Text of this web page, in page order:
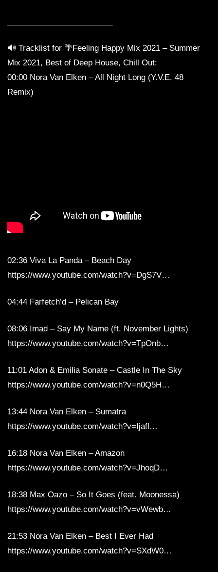
🔊 Tracklist for 🌴Feeling Happy Mix 2021 – Summer
Mix 2021, Best of Deep House, Chill Out:
00:00 Nora Van Elken – All Night Long (Y.V.E. 48
Remix)
02:36 Viva La Panda – Beach Day
https://www.youtube.com/watch?v=DgS7V…
04:44 Farfetch’d – Pelican Bay
08:06 Imad – Say My Name (ft. November Lights)
https://www.youtube.com/watch?v=TpOnb…
11:01 Adon & Emilia Sonate – Castle In The Sky
https://www.youtube.com/watch?v=n0Q5H…
13:44 Nora Van Elken – Sumatra
https://www.youtube.com/watch?v=Ijafl…
16:18 Nora Van Elken – Amazon
https://www.youtube.com/watch?v=JhoqD…
18:38 Max Oazo – So It Goes (feat. Moonessa)
https://www.youtube.com/watch?v=vWewb…
21:53 Nora Van Elken – Best I Ever Had
https://www.youtube.com/watch?v=SXdW0…